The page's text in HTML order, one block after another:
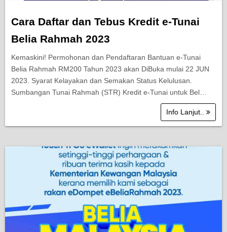
Cara Daftar dan Tebus Kredit e-Tunai
Belia Rahmah 2023
Kemaskini! Permohonan dan Pendaftaran Bantuan e-Tunai
Belia Rahmah RM200 Tahun 2023 akan DiBuka mulai 22 JUN
2023. Syarat Kelayakan dan Semakan Status Kelulusan.
Sumbangan Tunai Rahmah (STR) Kredit e-Tunai untuk Bel…
Info Lanjut..